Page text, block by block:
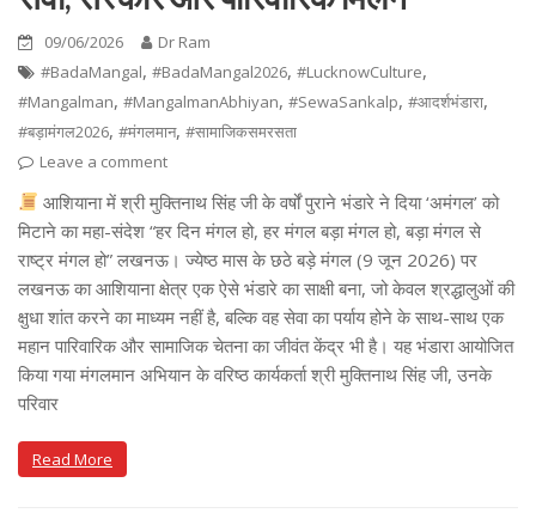
09/06/2026
Dr Ram
#BadaMangal, #BadaMangal2026, #LucknowCulture,
#Mangalman, #MangalmanAbhiyan, #SewaSankalp, #आदर्शभंडारा,
#बड़ामंगल2026, #मंगलमान, #सामाजिकसमरसता
Leave a comment
आशियाना में श्री मुक्तिनाथ सिंह जी के वर्षों पुराने भंडारे ने दिया ‘अमंगल’ को
मिटाने का महा-संदेश “हर दिन मंगल हो, हर मंगल बड़ा मंगल हो, बड़ा मंगल से
राष्ट्र मंगल हो” लखनऊ। ज्येष्ठ मास के छठे बड़े मंगल (9 जून 2026) पर
लखनऊ का आशियाना क्षेत्र एक ऐसे भंडारे का साक्षी बना, जो केवल श्रद्धालुओं की
क्षुधा शांत करने का माध्यम नहीं है, बल्कि वह सेवा का पर्याय होने के साथ-साथ एक
महान पारिवारिक और सामाजिक चेतना का जीवंत केंद्र भी है। यह भंडारा आयोजित
किया गया मंगलमान अभियान के वरिष्ठ कार्यकर्ता श्री मुक्तिनाथ सिंह जी, उनके
परिवार
Read More